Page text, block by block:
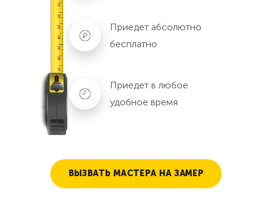
Приедет абсолютно
бесплатно
Приедет в любое
удобное время
ВЫЗВАТЬ МАСТЕРА НА ЗАМЕР